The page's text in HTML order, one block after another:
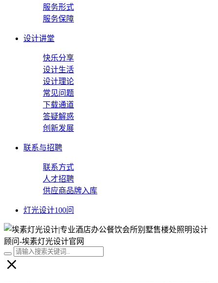
服务形式
服务保障
设计讲堂
快乐分享
设计生活
设计理论
常见问题
下载通道
答疑解惑
创新发展
联系与招聘
联系方式
人才招聘
供应商品牌入库
灯光设计100问